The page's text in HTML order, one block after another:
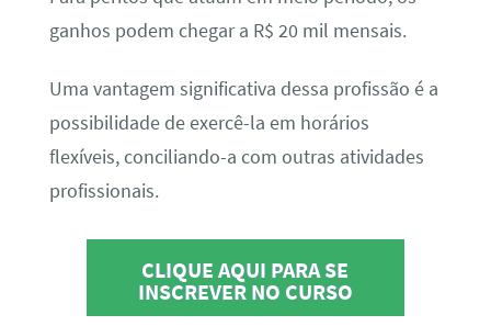
ganhos podem chegar a R$ 20 mil mensais.
Uma vantagem significativa dessa profissão é a
possibilidade de exercê-la em horários
flexíveis, conciliando-a com outras atividades
profissionais.
CLIQUE AQUI PARA SE
INSCREVER NO CURSO